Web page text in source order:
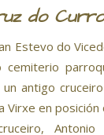
do Curro
Estevo do
antigo
Virxe en posición
Antonio